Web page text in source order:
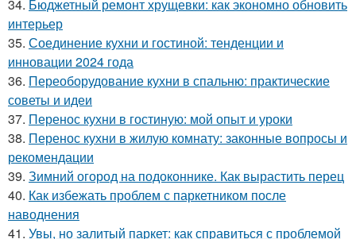
34. Бюджетный ремонт хрущевки: как экономно обновить
интерьер
35. Соединение кухни и гостиной: тенденции и
инновации 2024 года
36. Переоборудование кухни в спальню: практические
советы и идеи
37. Перенос кухни в гостиную: мой опыт и уроки
38. Перенос кухни в жилую комнату: законные вопросы и
рекомендации
39. Зимний огород на подоконнике. Как вырастить перец
40. Как избежать проблем с паркетником после
наводнения
41. Увы, но залитый паркет: как справиться с проблемой